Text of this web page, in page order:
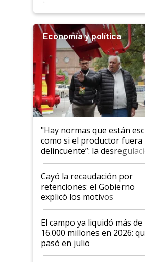
Economía y política
"Hay normas que están
como si el productor fuera
delincuente”: la
al Congreso Aapresid y
habló del financiamiento al
Cayó la recaudación por
retenciones: el Gobierno
explicó los motivos
El campo ya liquidó más de
16.000 millones en 2026:
pasó en julio